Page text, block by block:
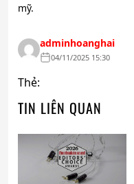
mỹ.
adminhoanghai
04/11/2025 15:30
Thẻ:
TIN LIÊN QUAN